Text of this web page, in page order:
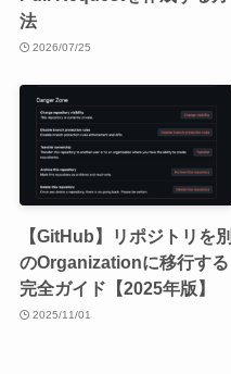
法
2026/07/25
【GitHub】リポジトリを別
のOrganizationに移行する
完全ガイド【2025年版】
2025/11/01